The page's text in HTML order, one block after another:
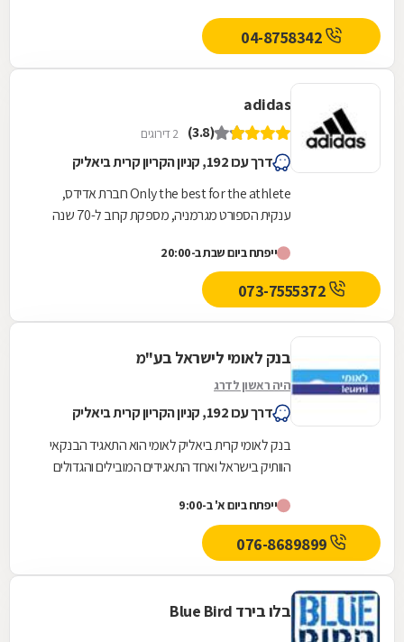
adidas
(3.8) 2 דירוגים
דרך עכו 192, קניון הקריון קרית ביאליק
Only the best for the athlete חברת אדידס,
ענקית הספורט מגרמניה, מספקת קרוב ל-70 שנה
ובמקביל מובילה...
ייפתח ביום שבת ב-20:00
בנק לאומי לישראל בע"מ
היה ראשון לדרג
דרך עכו 192, קניון הקריון קרית ביאליק
בנק לאומי קרית ביאליק לאומי הוא התאגיד הבנקאי
הוותיק בישראל ואחד התאגידים המובילים והגדולים
ייפתח ביום א' ב-9:00
בלו בירד Blue Bird